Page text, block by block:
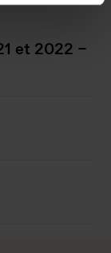
et 2022 –